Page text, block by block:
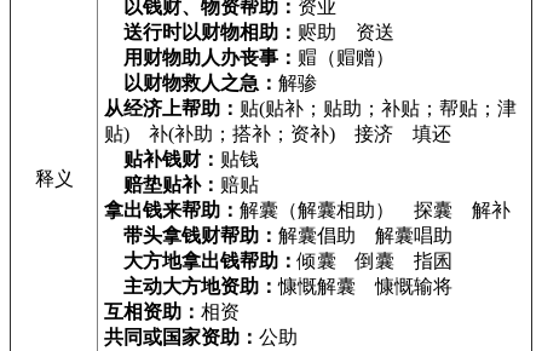
释义
以钱财、物资帮助： 资业
送行时以财物相助： 赆助 资送
用财物助人办丧事： 赗（赗赠）
以财物救人之急： 解骖
从经济上帮助： 贴(贴补；贴助；补贴；帮贴；津
贴) 补(补助；搭补；资补) 接济 填还
贴补钱财： 贴钱
赔垫贴补： 赔贴
拿出钱来帮助： 解囊（解囊相助） 探囊 解补
带头拿钱财帮助： 解囊倡助 解囊唱助
大方地拿出钱帮助：倾囊 倒囊 指囷
主动大方地资助：慷慨解囊 慷慨输将
互相资助： 相资
共同或国家资助： 公助